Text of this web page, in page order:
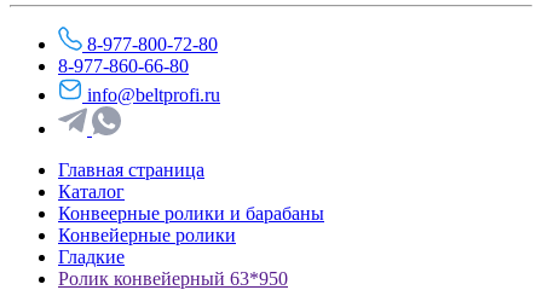
8-977-800-72-80
8-977-860-66-80
info@beltprofi.ru
Главная страница
Каталог
Конвеерные ролики и барабаны
Конвейерные ролики
Гладкие
Ролик конвейерный 63*950